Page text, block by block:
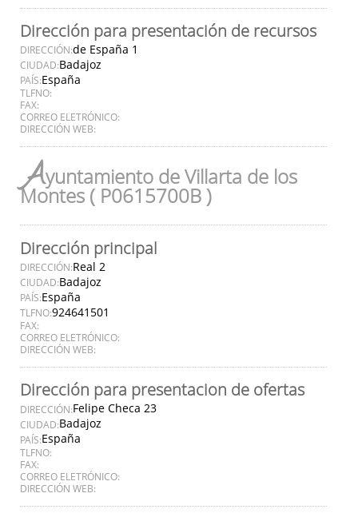
Dirección para presentación de recursos
DIRECCIÓN:de España 1
CIUDAD:Badajoz
PAÍS:España
TLFNO:
FAX:
CORREO ELETRÓNICO:
DIRECCIÓN WEB:
Ayuntamiento de Villarta de los
Montes ( P0615700B )
Dirección principal
DIRECCIÓN:Real 2
CIUDAD:Badajoz
PAÍS:España
TLFNO:924641501
FAX:
CORREO ELETRÓNICO:
DIRECCIÓN WEB:
Dirección para presentacion de ofertas
DIRECCIÓN:Felipe Checa 23
CIUDAD:Badajoz
PAÍS:España
TLFNO:
FAX:
CORREO ELETRÓNICO:
DIRECCIÓN WEB: